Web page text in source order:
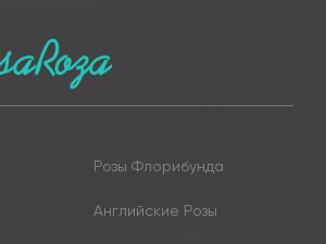
Розы Флорибунда
Английские Розы